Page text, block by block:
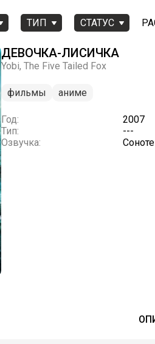
ТИП СТАТУС
ДЕВОЧКА-ЛИСИЧКА
Yobi, The Five Tailed Fox
фильмы аниме
Год:
2007
Тип:
---
Озвучка: